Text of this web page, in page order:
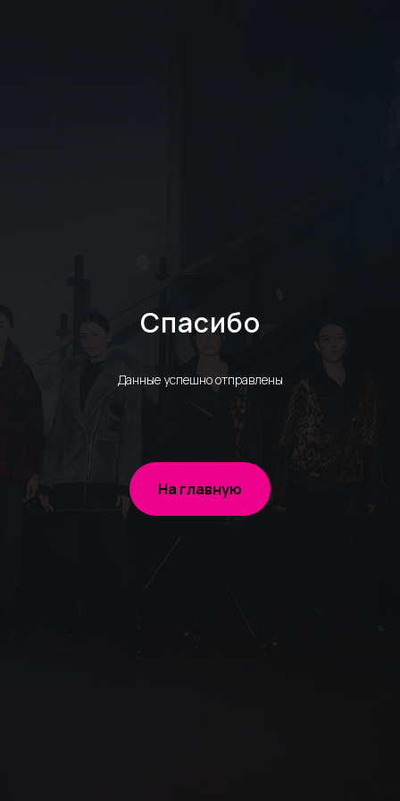
Спасибо
Данные успешно отправлены
На главную